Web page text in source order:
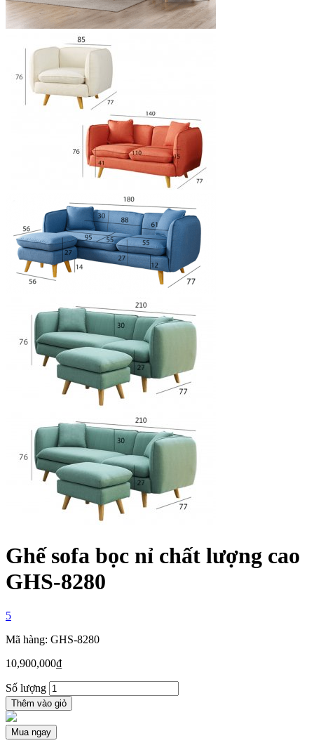
Ghế sofa bọc nỉ chất lượng cao
GHS-8280
5
Mã hàng: GHS-8280
10,900,000₫
Số lượng
Thêm vào giỏ
Mua ngay